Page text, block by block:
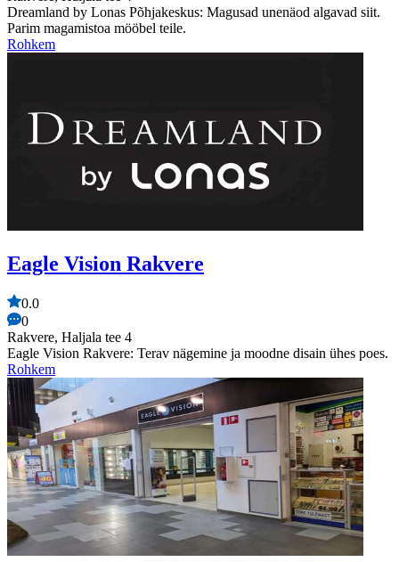
Dreamland by Lonas Põhjakeskus: Magusad unenäod algavad siit.
Parim magamistoa mööbel teile.
Rohkem
Eagle Vision Rakvere
0.0
0
Rakvere, Haljala tee 4
Eagle Vision Rakvere: Terav nägemine ja moodne disain ühes poes.
Rohkem